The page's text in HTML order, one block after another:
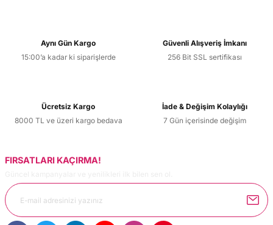
Aynı Gün Kargo
15:00’a kadar ki siparişlerde
Güvenli Alışveriş İmkanı
256 Bit SSL sertifikası
Ücretsiz Kargo
8000 TL ve üzeri kargo bedava
İade & Değişim Kolaylığı
7 Gün içerisinde değişim
FIRSATLARI KAÇIRMA!